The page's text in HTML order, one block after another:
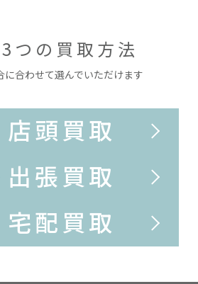
つの買取方法
に合わせて選んでいただけます
店頭買取
出張買取
宅配買取